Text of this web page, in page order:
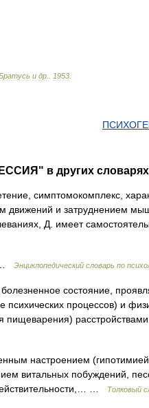
и др 1953
в других
симптомокомплекс,
движений и затруднением
Д. имеет
… Энциклопедический словарь по
состояние,
психических процессов) и
пищеварения)
настроением
витальных побуждений,
…
Толковый